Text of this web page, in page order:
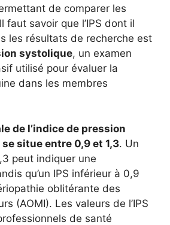
de comparer les
faut savoir que l’IPS dont il
les résultats de recherche est
systolique, un examen
utilisé pour évaluer la
dans les membres
de l’indice de pression
situe entre 0,9 et 1,3. Un
peut indiquer une
qu’un IPS inférieur à 0,9
oblitérante des
(AOMI). Les valeurs de l’IPS
de santé